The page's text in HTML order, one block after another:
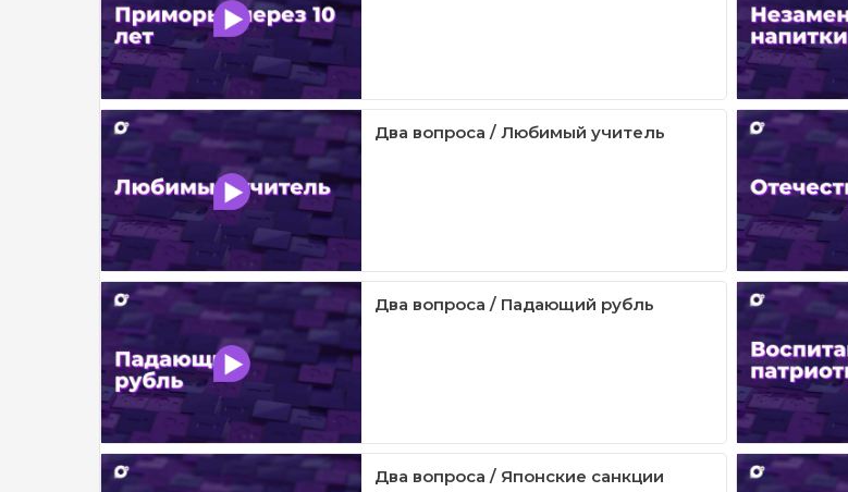
Два вопроса / Любимый учитель
Два вопроса / Падающий рубль
Два вопроса / Японские санкции